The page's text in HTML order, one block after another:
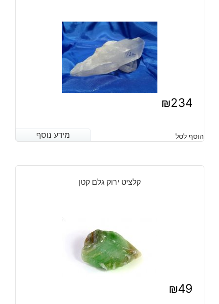
₪234
מידע נוסף הוסף לסל מידע נוסף
קלציט ירוק גלם קטן
₪49